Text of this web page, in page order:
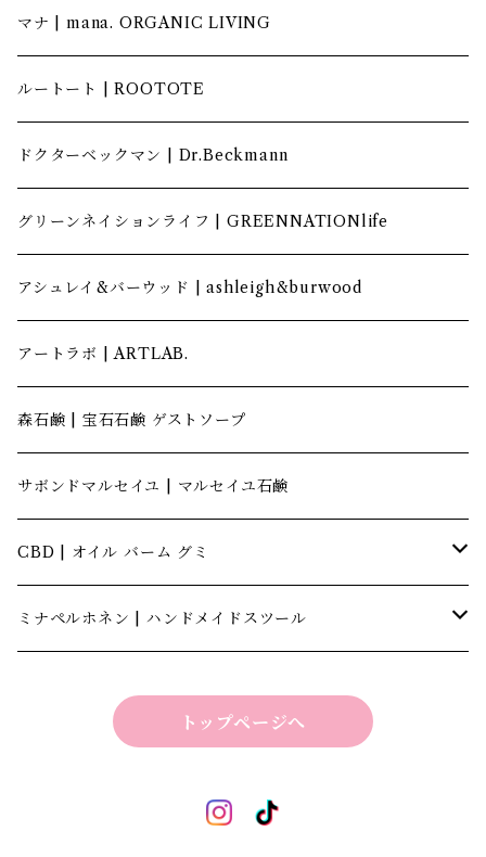
マナ | mana. ORGANIC LIVING
ルートート | ROOTOTE
ドクターベックマン | Dr.Beckmann
グリーンネイションライフ | GREENNATIONlife
アシュレイ&バーウッド | ashleigh&burwood
アートラボ | ARTLAB.
森石鹸 | 宝石石鹸 ゲストソープ
サボンドマルセイユ | マルセイユ石鹸
CBD | オイル バーム グミ
キャナテック | CannaTech
ミナペルホネン | ハンドメイドスツール
折り畳みスツール
トップページへ